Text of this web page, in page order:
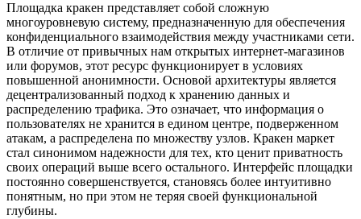
Площадка кракен представляет собой сложную
многоуровневую систему, предназначенную для обеспечения
конфиденциального взаимодействия между участниками сети.
В отличие от привычных нам открытых интернет-магазинов
или форумов, этот ресурс функционирует в условиях
повышенной анонимности. Основой архитектуры является
децентрализованный подход к хранению данных и
распределению трафика. Это означает, что информация о
пользователях не хранится в едином центре, подверженном
атакам, а распределена по множеству узлов. Кракен маркет
стал синонимом надежности для тех, кто ценит приватность
своих операций выше всего остального. Интерфейс площадки
постоянно совершенствуется, становясь более интуитивно
понятным, но при этом не теряя своей функциональной
глубины.